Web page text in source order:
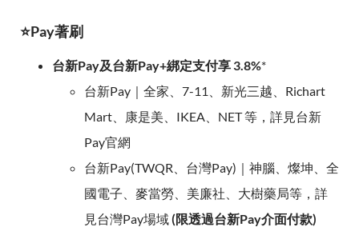
⭐Pay著刷
台新Pay及台新Pay+綁定支付享 3.8%*
台新Pay｜全家、7-11、新光三越、Richart
Mart、康是美、IKEA、NET 等，詳見台新
Pay官網
台新Pay(TWQR、台灣Pay)｜神腦、燦坤、全
國電子、麥當勞、美廉社、大樹藥局等，詳
見台灣Pay場域(限透過台新Pay介面付款)